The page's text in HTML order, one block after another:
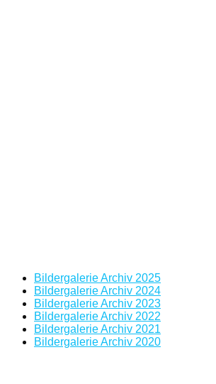
Bildergalerie Archiv 2025
Bildergalerie Archiv 2024
Bildergalerie Archiv 2023
Bildergalerie Archiv 2022
Bildergalerie Archiv 2021
Bildergalerie Archiv 2020